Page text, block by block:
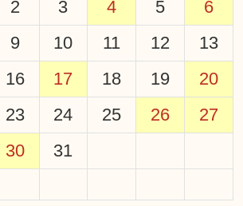
2 3 4 5
6
9 10 11 12
13
16 17 18 19
20
23 24 25 26
27
30 31